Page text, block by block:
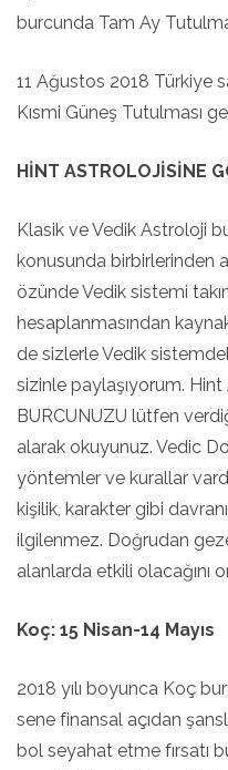
burcunda Tam Ay
11 Ağustos 2018 Türkiye
Kısmi Güneş Tutulması
HİNT ASTROLOJİSİNE
Klasik ve Vedik Astroloji
konusunda birbirlerinden
özünde Vedik sistemi
hesaplanmasından
de sizlerle Vedik
sizinle paylaşıyorum.
BURCUNUZU lütfen
alarak okuyunuz. Vedic
yöntemler ve kurallar
kişilik, karakter gibi
ilgilenmez. Doğrudan
alanlarda etkili olacağını
Koç: 15 Nisan-14 Mayıs
2018 yılı boyunca Koç
sene finansal açıdan
bol seyahat etme fırsatı